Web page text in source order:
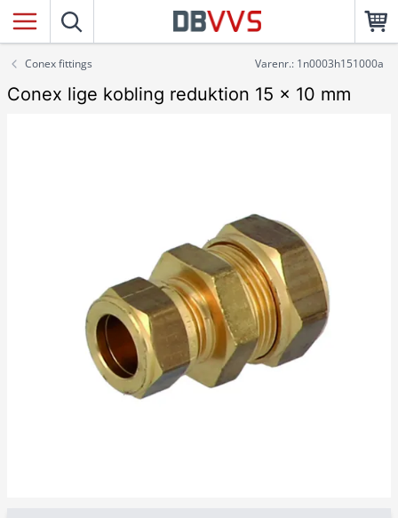
Conex fittings Varenr.: 1n0003h151000a
Conex lige kobling reduktion 15 x 10 mm